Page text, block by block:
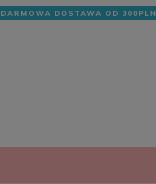
DARMOWA DOSTAWA OD 300PLN